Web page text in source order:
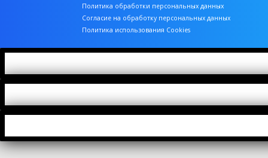
Политика обработки персональных данных
Согласие на обработку персональных данных
Политика использования Cookies